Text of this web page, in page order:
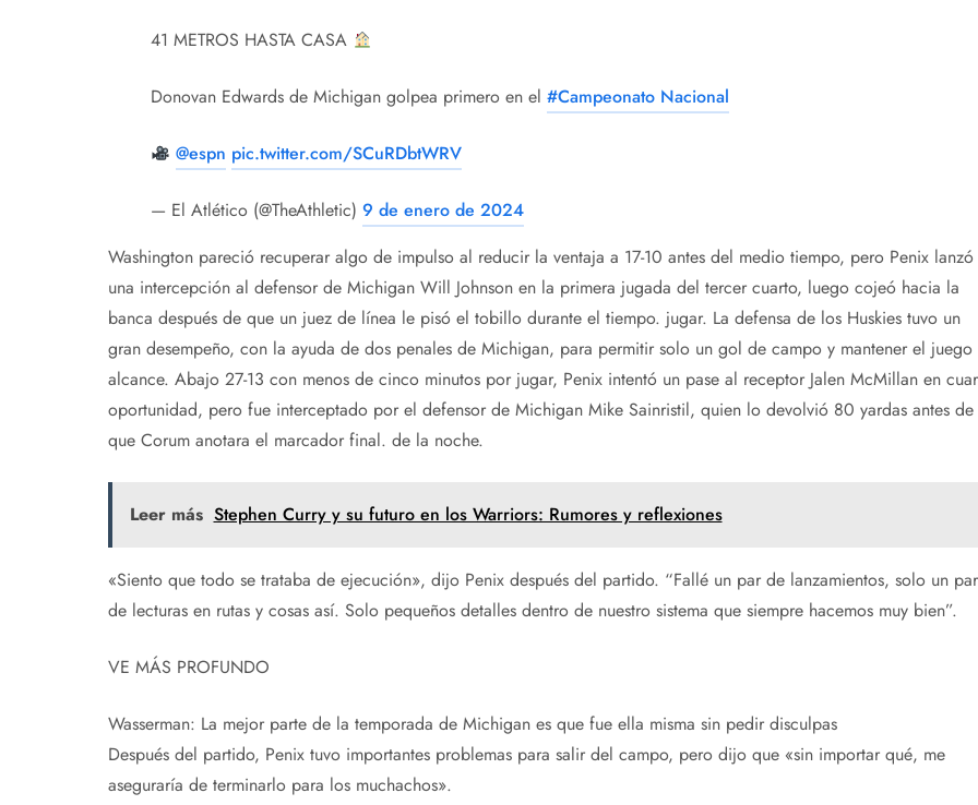
41 METROS HASTA CASA
Donovan Edwards de Michigan golpea primero en el #Campeonato Nacional
@espn pic.twitter.com/SCuRDbtWRV
— El Atlético (@TheAthletic) 9 de enero de 2024
Washington pareció recuperar algo de impulso al reducir la ventaja a 17-10 antes del medio tiempo, pero Penix lanzó
una intercepción al defensor de Michigan Will Johnson en la primera jugada del tercer cuarto, luego cojeó hacia la
banca después de que un juez de línea le pisó el tobillo durante el tiempo. jugar. La defensa de los Huskies tuvo un
gran desempeño, con la ayuda de dos penales de Michigan, para permitir solo un gol de campo y mantener el juego
alcance. Abajo 27-13 con menos de cinco minutos por jugar, Penix intentó un pase al receptor Jalen McMillan en
oportunidad, pero fue interceptado por el defensor de Michigan Mike Sainristil, quien lo devolvió 80 yardas antes de
que Corum anotara el marcador final. de la noche.
Leer más Stephen Curry y su futuro en los Warriors: Rumores y reflexiones
«Siento que todo se trataba de ejecución», dijo Penix después del partido. “Fallé un par de lanzamientos, solo un par
de lecturas en rutas y cosas así. Solo pequeños detalles dentro de nuestro sistema que siempre hacemos muy bien”.
VE MÁS PROFUNDO
Wasserman: La mejor parte de la temporada de Michigan es que fue ella misma sin pedir disculpas
Después del partido, Penix tuvo importantes problemas para salir del campo, pero dijo que «sin importar qué, me
aseguraría de terminarlo para los muchachos».